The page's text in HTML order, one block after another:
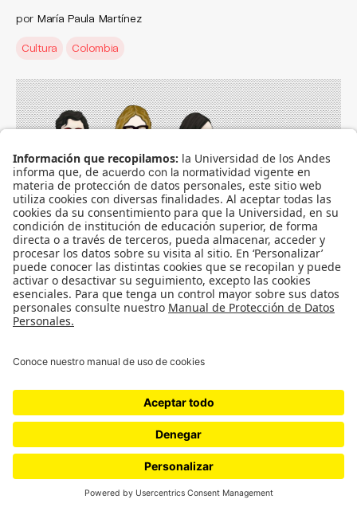
por María Paula Martínez
Cultura Colombia
[PODCAST] Emperifollando la
política
Este es el último episodio de la primera temporada de
Emperifolladas con Vanessa Rosales, María Elvira Espinosa